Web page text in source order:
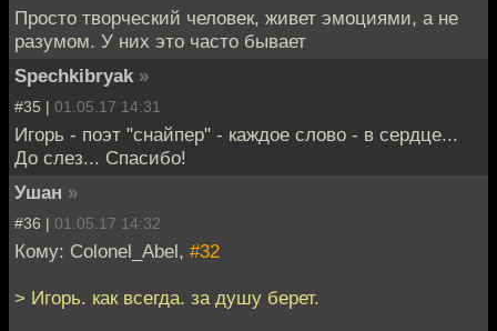
Просто творческий человек, живет эмоциями, а не
разумом. У них это часто бывает
Spechkibryak »
#35 | 01.05.17 14:31
Игорь - поэт "снайпер" - каждое слово - в сердце...
До слез... Спасибо!
Ушан »
#36 | 01.05.17 14:32
Кому: Colonel_Abel, #32
> Игорь. как всегда. за душу берет.